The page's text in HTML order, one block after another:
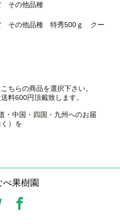
その他品種
その他品種 特秀500ｇ クー
ちらの商品を選択下さい。
料600円頂戴致します。
・中国・四国・九州へのお届
）を
べ果樹園